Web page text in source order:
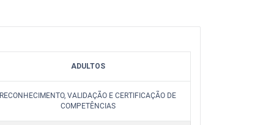
ADULTOS
RECONHECIMENTO, VALIDAÇÃO E CERTIFICAÇÃO DE
COMPETÊNCIAS